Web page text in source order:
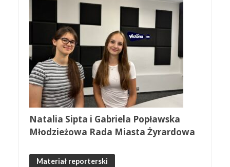
Natalia Sipta i Gabriela Popławska
Młodzieżowa Rada Miasta Żyrardowa
Materiał reporterski